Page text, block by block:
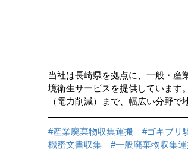
当社は長崎県を拠点に、一般・産
境衛生サービスを提供しています
（電力削減）まで、幅広い分野で
#産業廃棄物収集運搬 #ゴキブリ
機密文書収集
#一般廃棄物収集運